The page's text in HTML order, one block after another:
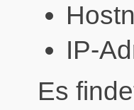
IP-
Es